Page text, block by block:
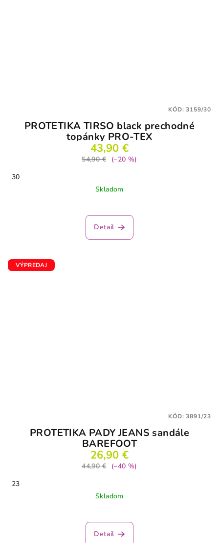
PROTETIKA TIRSO black prechodné
topánky PRO-TEX
43,90 €
54,90 €
(–20 %)
30
Skladom
Detail
KÓD:3159/30
VÝPREDAJ
PROTETIKA PADY JEANS sandále
BAREFOOT
26,90 €
44,90 €
(–40 %)
23
Skladom
Detail
KÓD:3891/23